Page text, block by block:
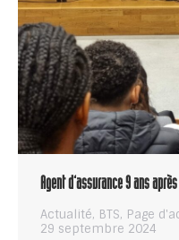
Agent d’assurance 9 ans
Actualité, BTS, Page
29 septembre 2024